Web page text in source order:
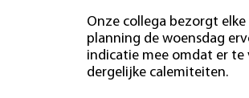
Onze collega bezorgt
planning de woensdag
indicatie mee omdat er te
dergelijke calemiteiten.